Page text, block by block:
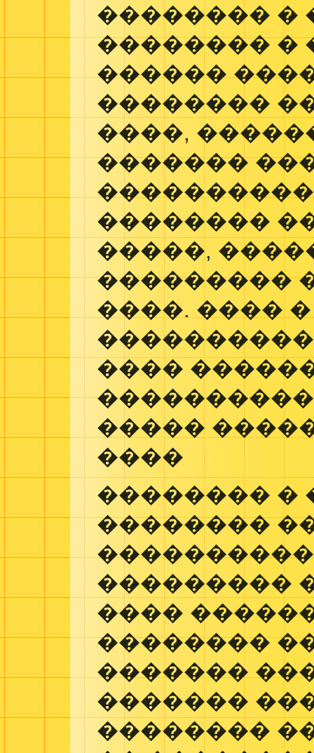
�������� �
�������� �
������
��������
����,
�������
��������
�����,
���������
����. ����
����
�����
����
�������� �
��������
���������
����
��������
�������
�������
��������